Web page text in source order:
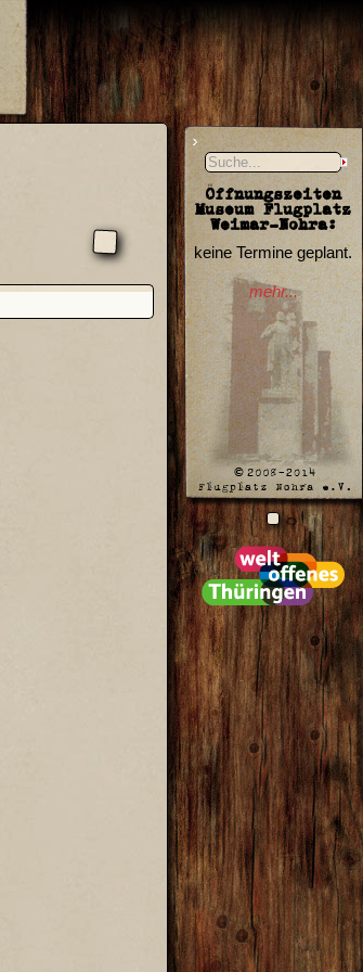
Öffnungszeiten
Museum Flugplatz
Weimar-Nohra:
keine Termine geplant.
mehr...